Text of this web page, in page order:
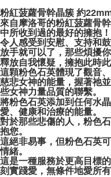
NT$3,000 atau lebih
郵局幫你送（離島）
NT$80/pesanan |
NT$3,000 atau lebih
付款後門市自取
Penghantaran percuma
粉紅菠蘿骨幹晶簇 約
來自摩洛哥的粉紅菠蘿骨
中所收到過的最好的擁抱！
令人感受到安慰、支持和
放手就可以了，那些煩擾
釋放自我懷疑，擁抱此時此
這顆粉色石英體現了觀音
慈悲女神的能量，握著祂
些女神力量品質的聯繫。
將粉色石英添加到任何水
愛、健康和治療的能量。
對於那些悲傷的人，粉色
抱您。
這絕非易事，但粉色石英
情緒。
這是一種服務於更高目標
刻實踐愛，無條件地愛所